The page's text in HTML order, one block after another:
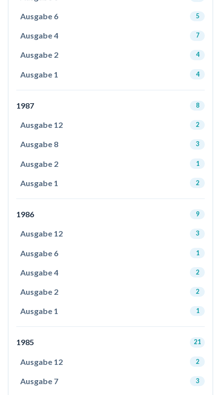
Ausgabe 6 5
Ausgabe 4 7
Ausgabe 2 4
Ausgabe 1 4
1987 8
Ausgabe 12 2
Ausgabe 8 3
Ausgabe 2 1
Ausgabe 1 2
1986 9
Ausgabe 12 3
Ausgabe 6 1
Ausgabe 4 2
Ausgabe 2 2
Ausgabe 1 1
1985 21
Ausgabe 12 2
Ausgabe 7 3